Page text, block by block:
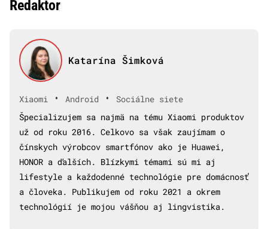
Redaktor
Katarína Šimková
Xiaomi • Android •
Sociálne siete
Špecializujem sa najmä na tému Xiaomi produktov
už od roku 2016. Celkovo sa však zaujímam o
čínskych výrobcov smartfónov ako je Huawei,
HONOR a ďalších. Blízkymi témami sú mi aj
lifestyle a každodenné technológie pre domácnosť
a človeka. Publikujem od roku 2021 a okrem
technológií je mojou vášňou aj lingvistika.